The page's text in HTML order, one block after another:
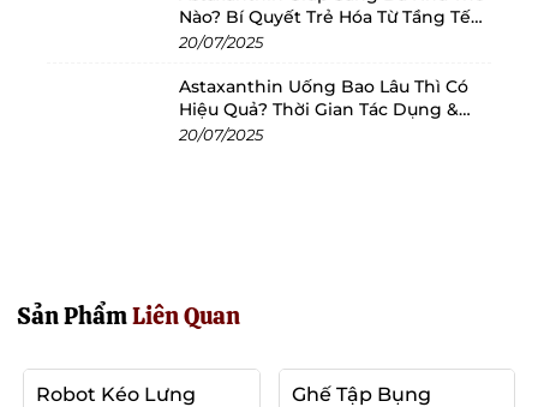
Nào? Bí Quyết Trẻ Hóa Từ Tầng Tế
Bào
20/07/2025
Astaxanthin Uống Bao Lâu Thì Có
Hiệu Quả? Thời Gian Tác Dụng &
Cách Dùng Tối Ưu
20/07/2025
Sản PhẩmLiên Quan
Robot Kéo Lưng
Ghế Tập Bụng